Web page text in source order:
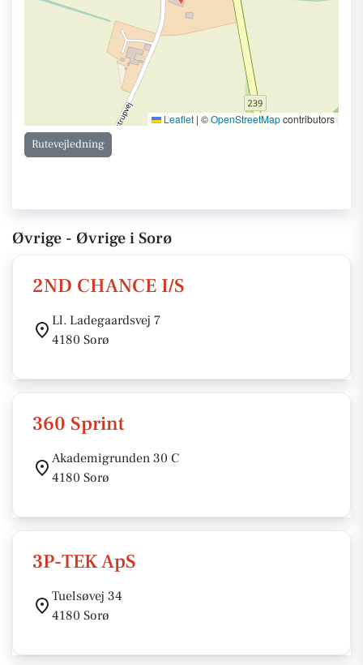
Leaflet | ©OpenStreetMapcontributors
Rutevejledning
Øvrige - Øvrige i Sorø
2ND CHANCE I/S
Ll. Ladegaardsvej 7
4180 Sorø
360 Sprint
Akademigrunden 30 C
4180 Sorø
3P-TEK ApS
Tuelsøvej 34
4180 Sorø